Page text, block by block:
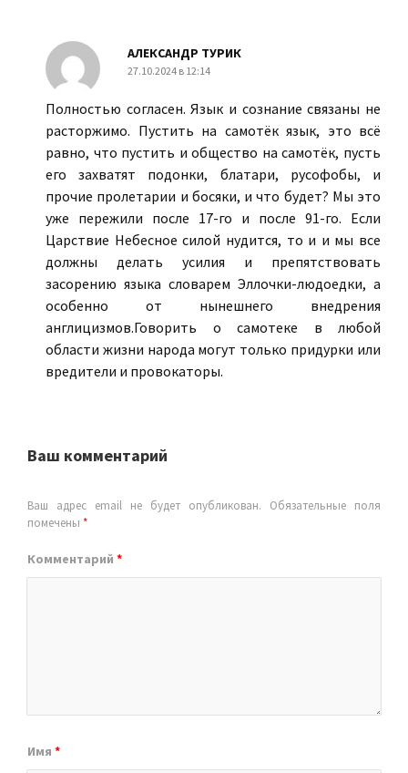
АЛЕКСАНДР ТУРИК
27.10.2024 в 12:14
Полностью согласен. Язык и сознание связаны не
расторжимо. Пустить на самотёк язык, это всё
равно, что пустить и общество на самотёк, пусть
его захватят подонки, блатари, русофобы, и
прочие пролетарии и босяки, и что будет? Мы это
уже пережили после 17-го и после 91-го. Если
Царствие Небесное силой нудится, то и и мы все
должны делать усилия и препятствовать
засорению языка словарем Эллочки-людоедки, а
особенно от нынешнего внедрения
англицизмов.Говорить о самотеке в любой
области жизни народа могут только придурки или
вредители и провокаторы.
Ваш комментарий
Ваш адрес email не будет опубликован.
Обязательные поля
помечены *
Комментарий *
Имя *